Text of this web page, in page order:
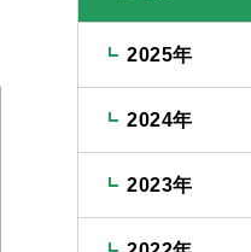
2025年
2024年
2023年